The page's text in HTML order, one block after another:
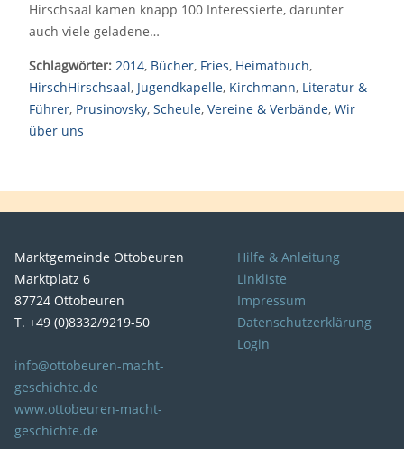
Hirschsaal kamen knapp 100 Interessierte, darunter
auch viele geladene…
Schlagwörter: 2014, Bücher, Fries, Heimatbuch,
HirschHirschsaal, Jugendkapelle, Kirchmann, Literatur &
Führer, Prusinovsky, Scheule, Vereine & Verbände, Wir
über uns
Marktgemeinde Ottobeuren
Marktplatz 6
87724 Ottobeuren
T. +49 (0)8332/9219-50
info@ottobeuren-macht-
geschichte.de
www.ottobeuren-macht-
geschichte.de
Hilfe & Anleitung
Linkliste
Impressum
Datenschutzerklärung
Login